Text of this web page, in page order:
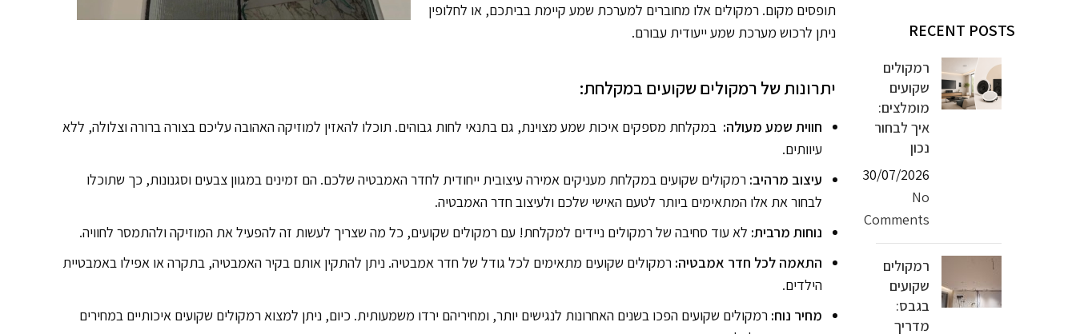
תופסים מקום. רמקולים אלו מחוברים למערכת שמע קיימת בביתכם, או לחלופין
ניתן לרכוש מערכת שמע ייעודית עבורם.
יתרונות של רמקולים שקועים במקלחת:
חווית שמע מעולה: במקלחת מספקים איכות שמע מצוינת, גם בתנאי לחות גבוהים. תוכלו להאזין למוזיקה האהובה עליכם בצורה ברורה וצלולה, ללא
עיוותים.
עיצוב מרהיב: רמקולים שקועים במקלחת מעניקים אמירה עיצובית ייחודית לחדר האמבטיה שלכם. הם זמינים במגוון צבעים וסגנונות, כך שתוכלו
לבחור את אלו המתאימים ביותר לטעם האישי שלכם ולעיצוב חדר האמבטיה.
נוחות מרבית: לא עוד סחיבה של רמקולים ניידים למקלחת! עם רמקולים שקועים, כל מה שצריך לעשות זה להפעיל את המוזיקה ולהתמסר לחוויה.
התאמה לכל חדר אמבטיה: רמקולים שקועים מתאימים לכל גודל של חדר אמבטיה. ניתן להתקין אותם בקיר האמבטיה, בתקרה או אפילו באמבטיית
הילדים.
מחיר נוח: רמקולים שקועים הפכו בשנים האחרונות לנגישים יותר, ומחיריהם ירדו משמעותית. כיום, ניתן למצוא רמקולים שקועים איכותיים במחירים
RECENT POSTS
רמקולים
שקועים
מומלצים:
איך לבחור
נכון
30/07/2026
No
Comments
רמקולים
שקועים
בגבס:
מדריך